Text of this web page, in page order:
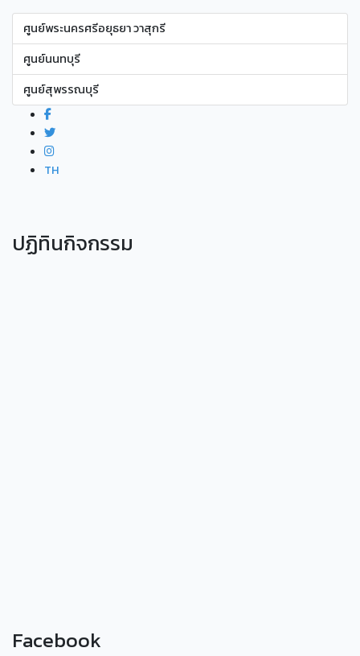
ศูนย์พระนครศรีอยุธยา วาสุกรี
ศูนย์นนทบุรี
ศูนย์สุพรรณบุรี
TH
ปฏิทินกิจกรรม
Facebook